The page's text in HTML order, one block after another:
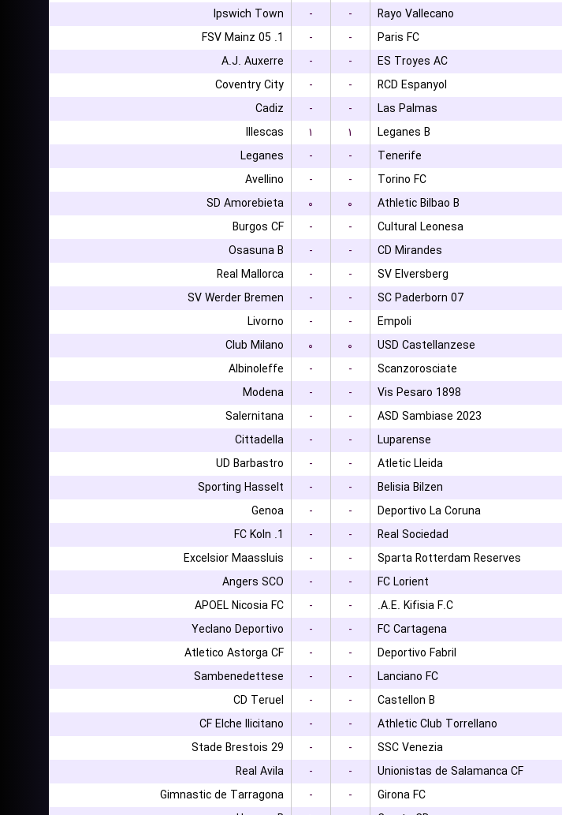
Ipswich Town
- - Rayo Vallecano
1. FSV Mainz 05
- - Paris FC
A.J. Auxerre
- - ES Troyes AC
Coventry City
- - RCD Espanyol
Cadiz
- - Las Palmas
Illescas
۱ ۱ Leganes B
Leganes
- - Tenerife
Avellino
- - Torino FC
SD Amorebieta
۰ ۰ Athletic Bilbao B
Burgos CF
- - Cultural Leonesa
Osasuna B
- - CD Mirandes
Real Mallorca
- - SV Elversberg
SV Werder Bremen
- - SC Paderborn 07
Livorno
- - Empoli
Club Milano
۰ ۰ USD Castellanzese
Albinoleffe
- - Scanzorosciate
Modena
- - Vis Pesaro 1898
Salernitana
- - ASD Sambiase 2023
Cittadella
- - Luparense
UD Barbastro
- - Atletic Lleida
Sporting Hasselt
- - Belisia Bilzen
Genoa
- - Deportivo La Coruna
1. FC Koln
- - Real Sociedad
Excelsior Maassluis
- - Sparta Rotterdam Reserves
Angers SCO
- - FC Lorient
APOEL Nicosia FC
- - A.E. Kifisia F.C.
Yeclano Deportivo
- - FC Cartagena
Atletico Astorga CF
- - Deportivo Fabril
Sambenedettese
- - Lanciano FC
CD Teruel
- - Castellon B
CF Elche Ilicitano
- - Athletic Club Torrellano
Stade Brestois 29
- - SSC Venezia
Real Avila
- - Unionistas de Salamanca CF
Gimnastic de Tarragona
- - Girona FC